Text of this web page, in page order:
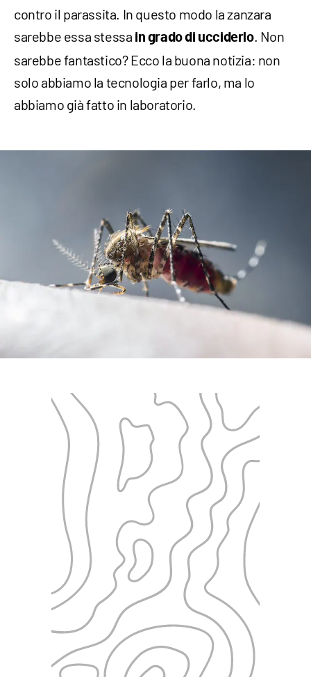
contro il parassita. In questo modo la zanzara
sarebbe essa stessa in grado di ucciderlo. Non
sarebbe fantastico? Ecco la buona notizia: non
solo abbiamo la tecnologia per farlo, ma lo
abbiamo già fatto in laboratorio.